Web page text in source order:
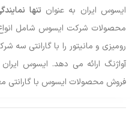
ایسوس ایران به عنوان تنها
محصولات شرکت ایسوس شامل
رومیزی و مانیتور را با گارانتی سه
فروش محصولات ایسوس با گارانتی